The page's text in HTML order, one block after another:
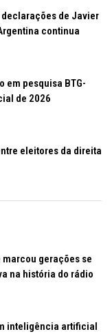
de Javier
continua
em pesquisa BTG-
de 2026
eleitores da direita
marcou gerações se
na história do rádio
inteligência artificial